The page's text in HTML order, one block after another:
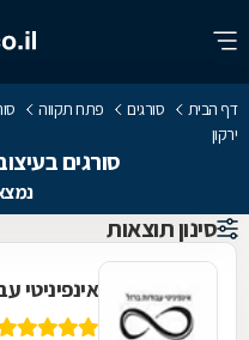
דף הבית סורגים פתח תקווה
ירקון
סורגים
נמצאו 1
סינון תוצאות
אינפיניטי